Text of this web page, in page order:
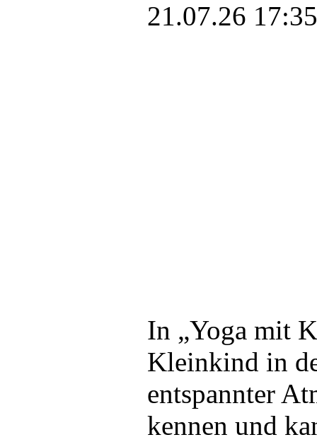
21.07.26
In „Yoga mit
Kleinkind in
entspannter
kennen und